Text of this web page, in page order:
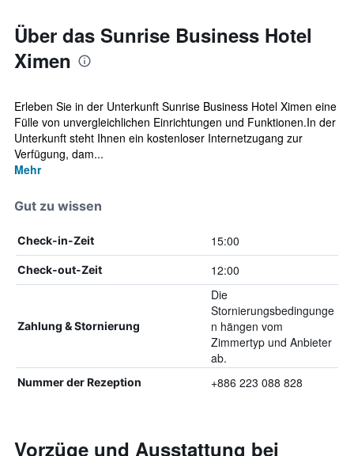
Über das Sunrise Business Hotel
Ximen
Erleben Sie in der Unterkunft Sunrise Business Hotel Ximen eine
Fülle von unvergleichlichen Einrichtungen und Funktionen.In der
Unterkunft steht Ihnen ein kostenloser Internetzugang zur
Verfügung, dam...
Mehr
Gut zu wissen
Check-in-Zeit 15:00
Check-out-Zeit 12:00
Zahlung & Stornierung
Die
Stornierungsbedingunge
n hängen vom
Zimmertyp und Anbieter
ab.
Nummer der Rezeption +886 223 088 828
Vorzüge und Ausstattung bei